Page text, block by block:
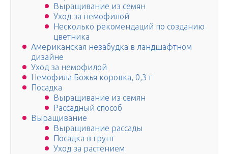
Выращивание из семян
Уход за немофилой
Несколько рекомендаций по созданию
цветника
Американская незабудка в ландшафтном
дизайне
Уход за немофилой
Немофила Божья коровка, 0,3 г
Посадка
Выращивание из семян
Рассадный способ
Выращивание
Выращивание рассады
Посадка в грунт
Уход за растением